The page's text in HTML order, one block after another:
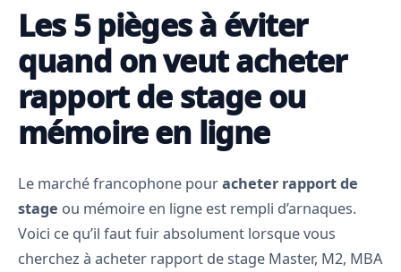
Les 5 pièges à éviter
quand on veut acheter
rapport de stage ou
mémoire en ligne
Le marché francophone pouracheter rapport de
stage ou mémoire en ligne est rempli d’arnaques.
Voici ce qu’il faut fuir absolument lorsque vous
cherchez à acheter rapport de stage Master, M2, MBA